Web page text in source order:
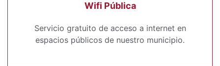
Wifi Pública
Servicio gratuito de acceso a internet en
espacios públicos de nuestro municipio.